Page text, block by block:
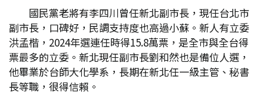
國民黨老將有李四川曾任新北副市長，現任台北市
副市長，口碑好，民調支持度也高過小蘇。新人有立委
洪孟楷，2024年選連任時得15.8萬票，是全市與全台得
票最多的立委。新北現任副市長劉和然也是備位人選，
他畢業於台師大化學系，長期在新北任一級主管、秘書
長等職，很得信賴。